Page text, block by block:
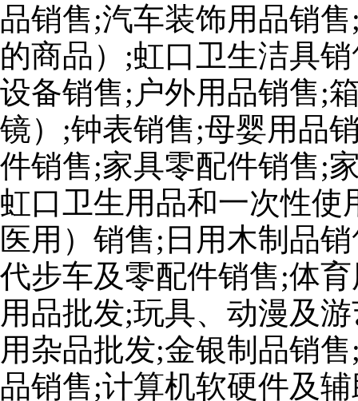
品销售;汽车装饰用品销
的商品）;虹口卫生洁具
设备销售;户外用品销售;
镜）;钟表销售;母婴用品
件销售;家具零配件销售;
虹口卫生用品和一次性使
医用）销售;日用木制品
代步车及零配件销售;体
用品批发;玩具、动漫及
用杂品批发;金银制品销
品销售;计算机软硬件及